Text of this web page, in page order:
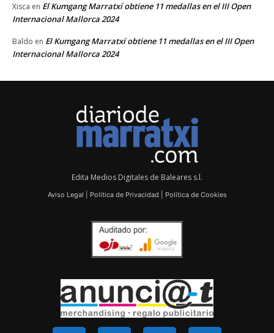
Xisca en El Kumgang Marratxí obtiene 11 medallas en el III Open
Internacional Mallorca 2024
Baldo en El Kumgang Marratxí obtiene 11 medallas en el III Open
Internacional Mallorca 2024
Edita Medios Digitales de Baleares s.l.
Aviso Legal Política de Privacidad Política de Cookies